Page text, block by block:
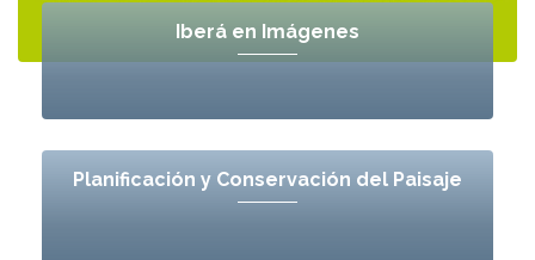
Iberá en Imágenes
Planificación y Conservación del Paisaje